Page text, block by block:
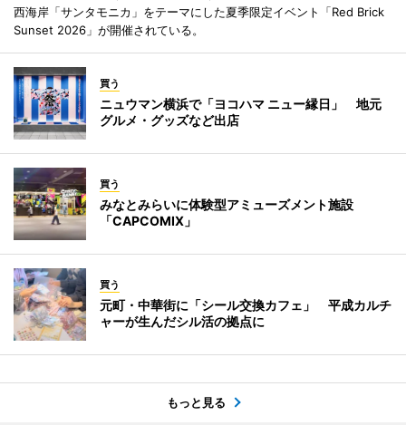
西海岸「サンタモニカ」をテーマにした夏季限定イベント「Red Brick
Sunset 2026」が開催されている。
買う
ニュウマン横浜で「ヨコハマ ニュー縁日」 地元
グルメ・グッズなど出店
買う
みなとみらいに体験型アミューズメント施設
「CAPCOMIX」
買う
元町・中華街に「シール交換カフェ」 平成カルチ
ャーが生んだシル活の拠点に
もっと見る